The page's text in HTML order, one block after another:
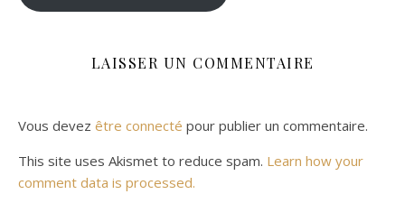
LAISSER UN COMMENTAIRE
Vous devez être connecté pour publier un commentaire.
This site uses Akismet to reduce spam. Learn how your
comment data is processed.